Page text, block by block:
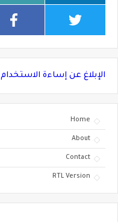
الإبلاغ عن إساءة الاستخدام
Home
About
Contact
RTL Version